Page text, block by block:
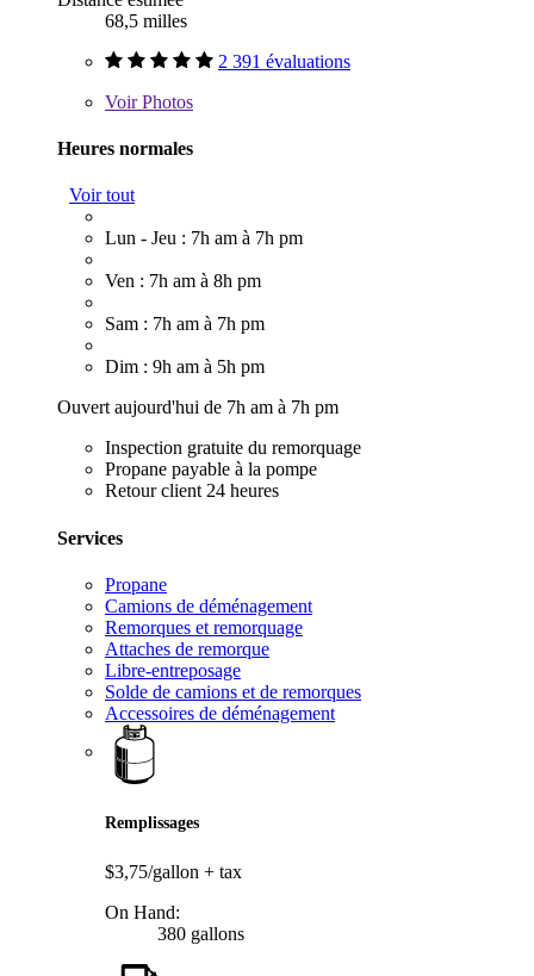
68,5 milles
2 391 évaluations
VoirPhotos
Heures normales
Voir tout
Lun - Jeu : 7h am à 7h pm
Ven : 7h am à 8h pm
Sam : 7h am à 7h pm
Dim : 9h am à 5h pm
Ouvert aujourd'hui de 7h am à 7h pm
Inspection gratuite du remorquage
Propane payable à la pompe
Retour client 24 heures
Services
Propane
Camions de déménagement
Remorques et remorquage
Attaches de remorque
Libre-entreposage
Solde de camions et de remorques
Accessoires de déménagement
Remplissages
$3,75/gallon + tax
On Hand:
380 gallons